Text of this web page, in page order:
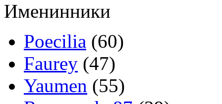
Именинники
Poecilia (60)
Faurey (47)
Yaumen (55)